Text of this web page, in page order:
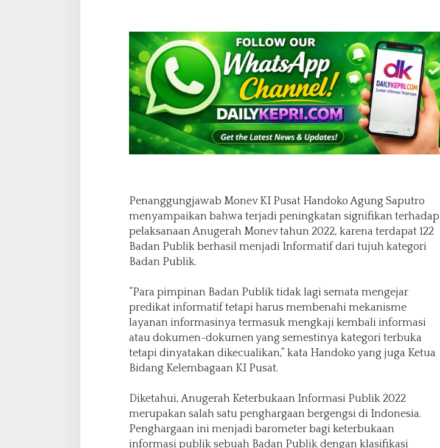
Penanggungjawab Monev KI Pusat Handoko Agung Saputro
menyampaikan bahwa terjadi peningkatan signifikan terhadap
pelaksanaan Anugerah Monev tahun 2022, karena terdapat 122
Badan Publik berhasil menjadi Informatif dari tujuh kategori
Badan Publik.
“Para pimpinan Badan Publik tidak lagi semata mengejar
predikat informatif tetapi harus membenahi mekanisme
layanan informasinya termasuk mengkaji kembali informasi
atau dokumen-dokumen yang semestinya kategori terbuka
tetapi dinyatakan dikecualikan,” kata Handoko yang juga Ketua
Bidang Kelembagaan KI Pusat.
Diketahui, Anugerah Keterbukaan Informasi Publik 2022
merupakan salah satu penghargaan bergengsi di Indonesia.
Penghargaan ini menjadi barometer bagi keterbukaan
informasi publik sebuah Badan Publik dengan klasifikasi